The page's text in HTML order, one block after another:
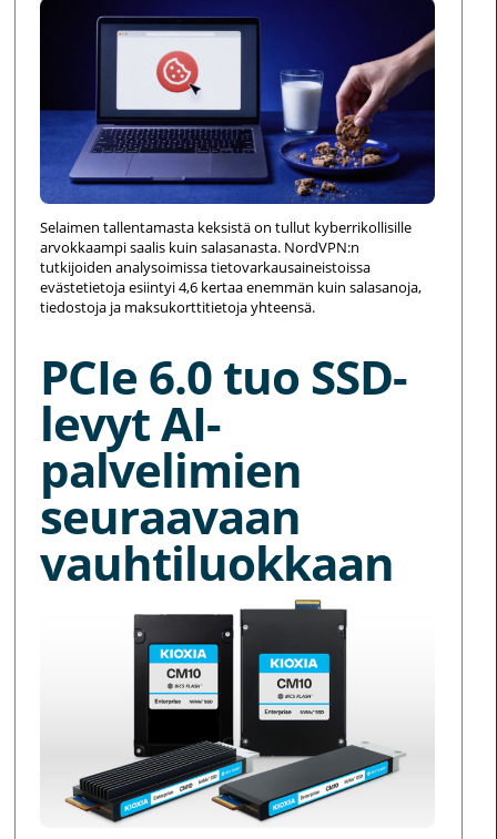
Selaimen tallentamasta keksistä on tullut kyberrikollisille
arvokkaampi saalis kuin salasanasta. NordVPN:n
tutkijoiden analysoimissa tietovarkausaineistoissa
evästetietoja esiintyi 4,6 kertaa enemmän kuin salasanoja,
tiedostoja ja maksukorttitietoja yhteensä.
PCIe 6.0 tuo SSD-
levyt AI-
palvelimien
seuraavaan
vauhtiluokkaan